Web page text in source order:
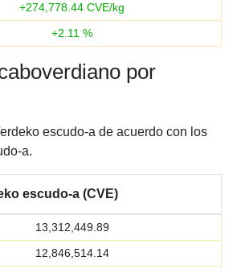
+274,778.44 CVE/kg
+2.11 %
por
escudo-a de acuerdo con los
a.
escudo-a (CVE)
13,312,449.89
12,846,514.14